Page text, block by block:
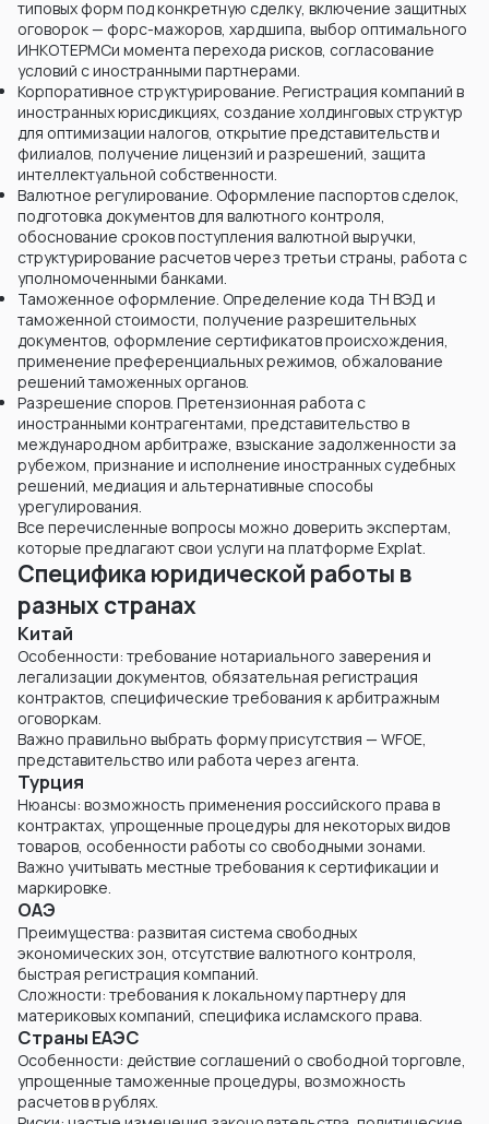
типовых форм под конкретную сделку, включение защитных
оговорок — форс-мажоров, хардшипа, выбор оптимального
ИНКОТЕРМСи момента перехода рисков, согласование
условий с иностранными партнерами.
Корпоративное структурирование. Регистрация компаний в
иностранных юрисдикциях, создание холдинговых структур
для оптимизации налогов, открытие представительств и
филиалов, получение лицензий и разрешений, защита
интеллектуальной собственности.
Валютное регулирование. Оформление паспортов сделок,
подготовка документов для валютного контроля,
обоснование сроков поступления валютной выручки,
структурирование расчетов через третьи страны, работа с
уполномоченными банками.
Таможенное оформление. Определение кода ТН ВЭД и
таможенной стоимости, получение разрешительных
документов, оформление сертификатов происхождения,
применение преференциальных режимов, обжалование
решений таможенных органов.
Разрешение споров. Претензионная работа с
иностранными контрагентами, представительство в
международном арбитраже, взыскание задолженности за
рубежом, признание и исполнение иностранных судебных
решений, медиация и альтернативные способы
урегулирования.
Все перечисленные вопросы можно доверить экспертам,
которые предлагают свои услуги на платформе Explat.
Специфика юридической работы в
разных странах
Китай
Особенности: требование нотариального заверения и
легализации документов, обязательная регистрация
контрактов, специфические требования к арбитражным
оговоркам.
Важно правильно выбрать форму присутствия — WFOE,
представительство или работа через агента.
Турция
Нюансы: возможность применения российского права в
контрактах, упрощенные процедуры для некоторых видов
товаров, особенности работы со свободными зонами.
Важно учитывать местные требования к сертификации и
маркировке.
ОАЭ
Преимущества: развитая система свободных
экономических зон, отсутствие валютного контроля,
быстрая регистрация компаний.
Сложности: требования к локальному партнеру для
материковых компаний, специфика исламского права.
Страны ЕАЭС
Особенности: действие соглашений о свободной торговле,
упрощенные таможенные процедуры, возможность
расчетов в рублях.